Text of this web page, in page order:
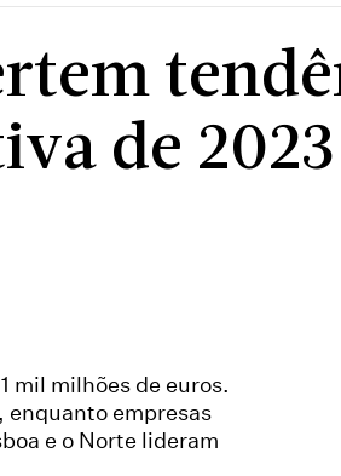
de 2023
mil milhões de euros.
enquanto empresas
e o Norte lideram